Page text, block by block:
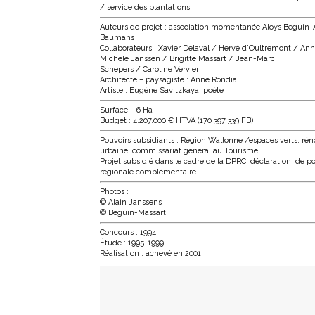
/ service des plantations
Auteurs de projet : association momentanée Aloys Beguin-
Baumans
Collaborateurs : Xavier Delaval / Hervé d’Oultremont /
Michèle Janssen / Brigitte Massart / Jean-Marc
Schepers / Caroline Vervier
Architecte – paysagiste : Anne Rondia
Artiste : Eugène Savitzkaya, poète
Surface : 6 Ha
Budget : 4.207.000 € HTVA (170 397 339 FB)
Pouvoirs subsidiants : Région Wallonne /espaces verts,
urbaine, commissariat général au Tourisme
Projet subsidié dans le cadre de la DPRC, déclaration de
régionale complémentaire.
Photos :
© Alain Janssens
© Beguin-Massart
Concours : 1994
Étude : 1995-1999
Réalisation : achevé en 2001